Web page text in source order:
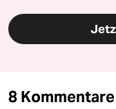
8 Kommentare